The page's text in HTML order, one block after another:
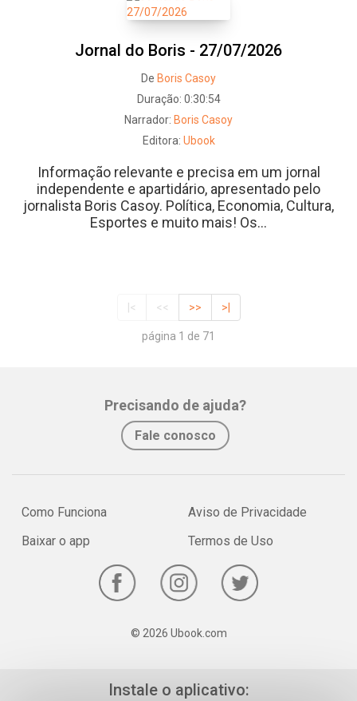
Jornal do Boris - 27/07/2026
De Boris Casoy
Duração: 0:30:54
Narrador: Boris Casoy
Editora: Ubook
Informação relevante e precisa em um jornal
independente e apartidário, apresentado pelo
jornalista Boris Casoy. Política, Economia, Cultura,
Esportes e muito mais! Os...
|< << >> >|
página 1 de 71
Precisando de ajuda?
Fale conosco
Como Funciona
Baixar o app
Aviso de Privacidade
Termos de Uso
© 2026 Ubook.com
Instale o aplicativo: